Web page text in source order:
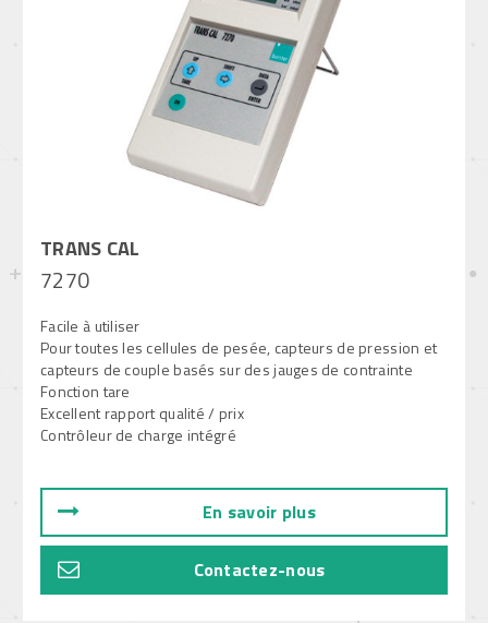
TRANS CAL
7270
Facile à utiliser
Pour toutes les cellules de pesée, capteurs de pression et
capteurs de couple basés sur des jauges de contrainte
Fonction tare
Excellent rapport qualité / prix
Contrôleur de charge intégré
En savoir plus
Contactez-nous